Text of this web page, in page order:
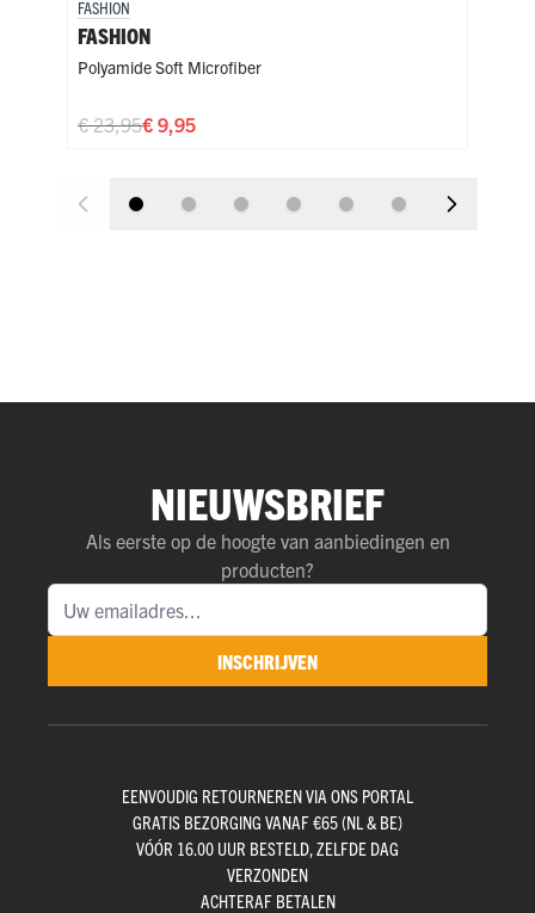
FASHION
FASHION
Polyamide Soft Microfiber
€ 9,95
€ 23,95
NIEUWSBRIEF
Als eerste op de hoogte van aanbiedingen en
producten?
INSCHRIJVEN
EENVOUDIG RETOURNEREN VIA ONS PORTAL
GRATIS BEZORGING VANAF €65 (NL & BE)
VÓÓR 16.00 UUR BESTELD, ZELFDE DAG
VERZONDEN
ACHTERAF BETALEN